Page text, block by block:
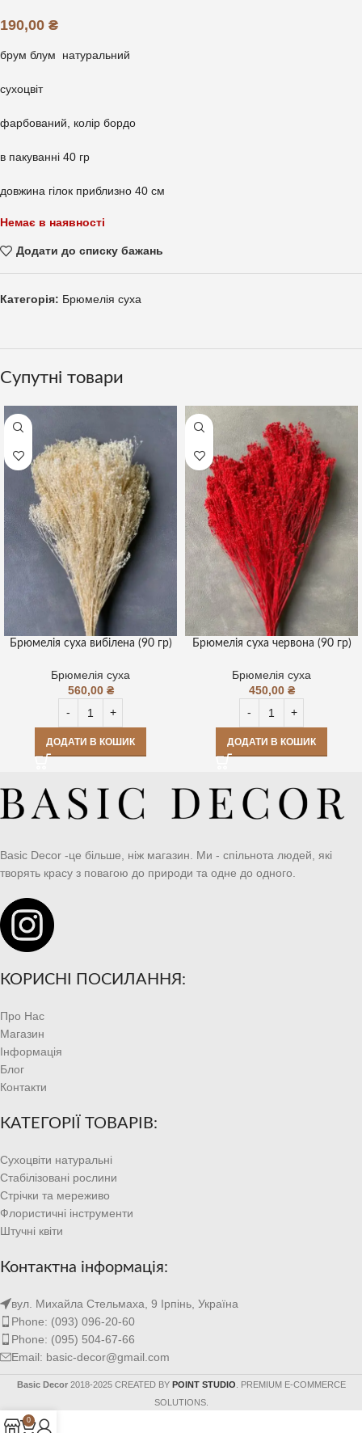
190,00 ₴
брум блум натуральний
сухоцвіт
фарбований, колір бордо
в пакуванні 40 гр
довжина гілок приблизно 40 см
Немає в наявності
Додати до списку бажань
Категорія: Брюмелія суха
Супутні товари
Брюмелія суха вибілена (90 гр)
Брюмелія суха
560,00 ₴
ДОДАТИ В КОШИК
Брюмелія суха червона (90 гр)
Брюмелія суха
450,00 ₴
ДОДАТИ В КОШИК
Basic Decor -це більше, ніж магазин. Ми - спільнота людей, які
творять красу з повагою до природи та одне до одного.
КОРИСНІ ПОСИЛАННЯ:
Про Нас
Магазин
Інформація
Блог
Контакти
КАТЕГОРІЇ ТОВАРІВ:
Сухоцвіти натуральні
Стабілізовані рослини
Стрічки та мереживо
Флористичні інструменти
Штучні квіти
Контактна інформація:
вул. Михайла Стельмаха, 9 Ірпінь, Україна
Phone: (093) 096-20-60
Phone: (095) 504-67-66
Email: basic-decor@gmail.com
Basic Decor 2018-2025 CREATED BY POINT STUDIO . PREMIUM E-COMMERCE
SOLUTIONS.
0